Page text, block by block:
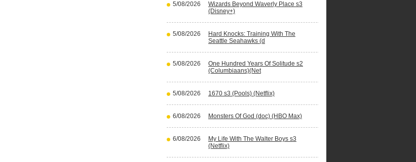
5/08/2026
Wizards Beyond Waverly Place s3
(Disney+)
5/08/2026
Hard Knocks: Training With The
Seattle Seahawks (d
5/08/2026
One Hundred Years Of Solitude s2
(Columbiaans)(Net
5/08/2026 1670 s3 (Pools) (Netflix)
6/08/2026 Monsters Of God (doc) (HBO Max)
6/08/2026
My Life With The Walter Boys s3
(Netflix)